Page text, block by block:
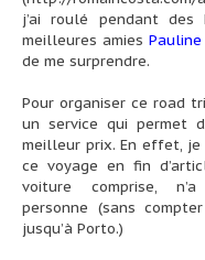
j’ai roulé pendant des
meilleures amies Pauline
de me surprendre.
Pour organiser ce road
un service qui permet
meilleur prix. En effet,
ce voyage en fin
voiture comprise,
personne (sans
jusqu’à Porto.)